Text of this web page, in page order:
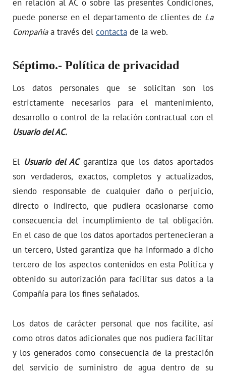
en relación al AC o sobre las presentes Condiciones,
puede ponerse en el departamento de clientes de La
Compañíaa través del contacta de la web.
Séptimo.- Política de privacidad
Los datos personales que se solicitan son los
estrictamente necesarios para el mantenimiento,
desarrollo o control de la relación contractual con el
Usuario del AC.
El Usuario del ACgarantiza que los datos aportados
son verdaderos, exactos, completos y actualizados,
siendo responsable de cualquier daño o perjuicio,
directo o indirecto, que pudiera ocasionarse como
consecuencia del incumplimiento de tal obligación.
En el caso de que los datos aportados pertenecieran a
un tercero, Usted garantiza que ha informado a dicho
tercero de los aspectos contenidos en esta Política y
obtenido su autorización para facilitar sus datos a la
Compañía para los fines señalados.
Los datos de carácter personal que nos facilite, así
como otros datos adicionales que nos pudiera facilitar
y los generados como consecuencia de la prestación
del servicio de suministro de agua dentro de su